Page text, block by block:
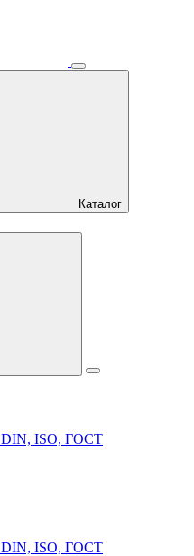
Каталог
ISO, ГОСТ
ISO, ГОСТ